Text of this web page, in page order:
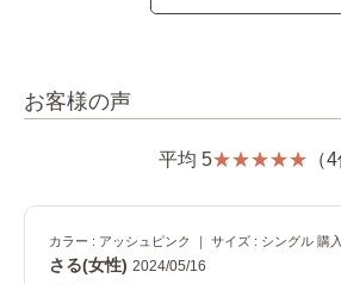
お客様の声
平均 5 （
カラー : アッシュピンク ｜ サイズ : シングル 購入
さる(女性) 2024/05/16